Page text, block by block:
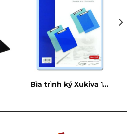
Bìa trình ký Xukiva 188